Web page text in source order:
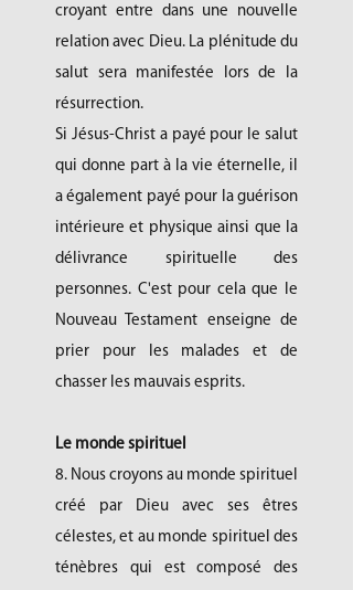
croyant entre dans une nouvelle
relation avec Dieu. La plénitude du
salut sera manifestée lors de la
résurrection.
Si Jésus-Christ a payé pour le salut
qui donne part à la vie éternelle, il
a également payé pour la guérison
intérieure et physique ainsi que la
délivrance spirituelle des
personnes. C'est pour cela que le
Nouveau Testament enseigne de
prier pour les malades et de
chasser les mauvais esprits.
Le monde spirituel
8. Nous croyons au monde spirituel
créé par Dieu avec ses êtres
célestes, et au monde spirituel des
ténèbres qui est composé des